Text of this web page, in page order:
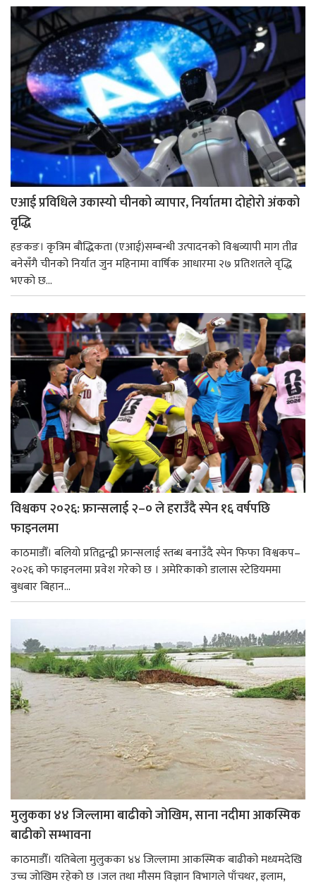
एआई प्रविधिले उकास्यो चीनको व्यापार, निर्यातमा दोहोरो अंकको
वृद्धि
हङकङ। कृत्रिम बौद्धिकता (एआई)सम्बन्धी उत्पादनको विश्वव्यापी माग तीव्र
बनेसँगै चीनको निर्यात जुन महिनामा वार्षिक आधारमा २७ प्रतिशतले वृद्धि
भएको छ...
विश्वकप २०२६: फ्रान्सलाई २–० ले हराउँदै स्पेन १६ वर्षपछि
फाइनलमा
काठमाडौँ। बलियो प्रतिद्वन्द्वी फ्रान्सलाई स्तब्ध बनाउँदै स्पेन फिफा विश्वकप–
२०२६ को फाइनलमा प्रवेश गरेको छ । अमेरिकाको डालास स्टेडियममा
बुधबार बिहान...
मुलुकका ४४ जिल्लामा बाढीको जोखिम, साना नदीमा आकस्मिक
बाढीको सम्भावना
काठमाडौँ। यतिबेला मुलुकका ४४ जिल्लामा आकस्मिक बाढीको मध्यमदेखि
उच्च जोखिम रहेको छ ।जल तथा मौसम विज्ञान विभागले पाँचथर, इलाम,